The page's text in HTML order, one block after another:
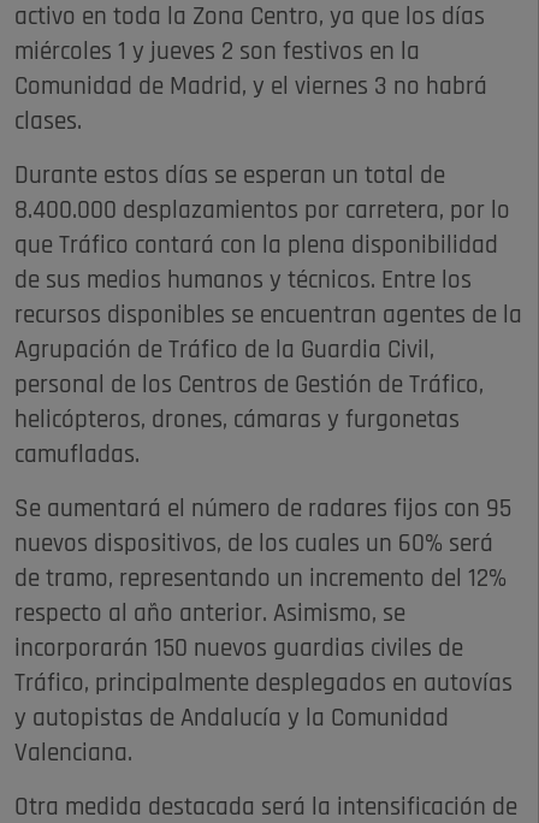
activo en toda la Zona Centro, ya que los días
miércoles 1 y jueves 2 son festivos en la
Comunidad de Madrid, y el viernes 3 no habrá
clases.
Durante estos días se esperan un total de
8.400.000 desplazamientos por carretera, por lo
que Tráfico contará con la plena disponibilidad
de sus medios humanos y técnicos. Entre los
recursos disponibles se encuentran agentes de la
Agrupación de Tráfico de la Guardia Civil,
personal de los Centros de Gestión de Tráfico,
helicópteros, drones, cámaras y furgonetas
camufladas.
Se aumentará el número de radares fijos con 95
nuevos dispositivos, de los cuales un 60% será
de tramo, representando un incremento del 12%
respecto al año anterior. Asimismo, se
incorporarán 150 nuevos guardias civiles de
Tráfico, principalmente desplegados en autovías
y autopistas de Andalucía y la Comunidad
Valenciana.
Otra medida destacada será la intensificación de